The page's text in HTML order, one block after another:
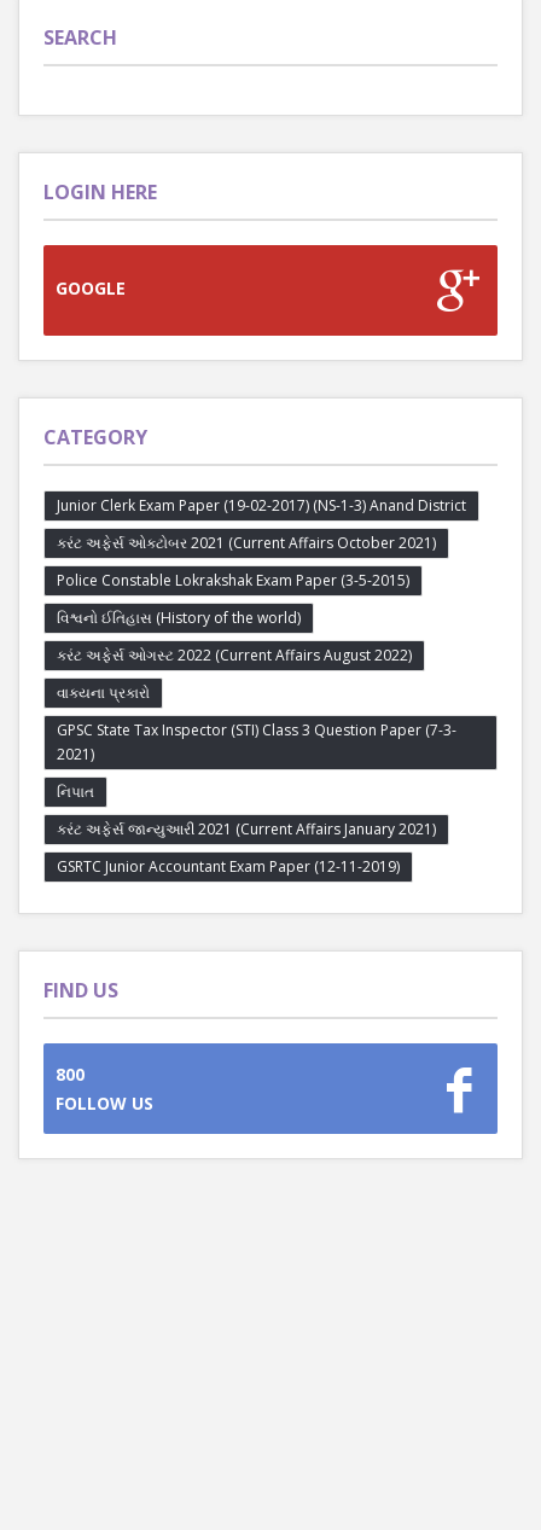
SEARCH
LOGIN HERE
GOOGLE
CATEGORY
Junior Clerk Exam Paper (19-02-2017) (NS-1-3) Anand District
કરંટ અફેર્સ ઓક્ટોબર 2021 (Current Affairs October 2021)
Police Constable Lokrakshak Exam Paper (3-5-2015)
વિશ્વનો ઈતિહાસ (History of the world)
કરંટ અફેર્સ ઓગસ્ટ 2022 (Current Affairs August 2022)
વાક્યના પ્રકારો
GPSC State Tax Inspector (STI) Class 3 Question Paper (7-3-
2021)
નિપાત
કરંટ અફેર્સ જાન્યુઆરી 2021 (Current Affairs January 2021)
GSRTC Junior Accountant Exam Paper (12-11-2019)
FIND US
800
FOLLOW US